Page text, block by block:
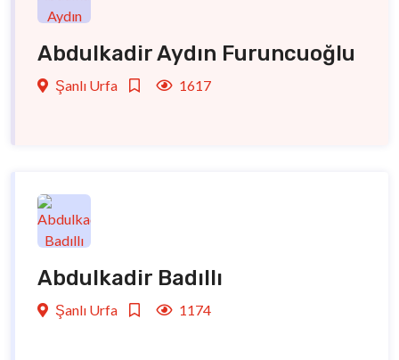
Abdulkadir Aydın Furuncuoğlu
Şanlı Urfa 1617
Abdulkadir Badıllı
Şanlı Urfa 1174